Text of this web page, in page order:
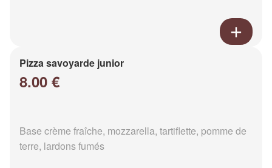
Pizza savoyarde junior
8.00 €
Base crème fraîche, mozzarella, tartiflette, pomme de
terre, lardons fumés